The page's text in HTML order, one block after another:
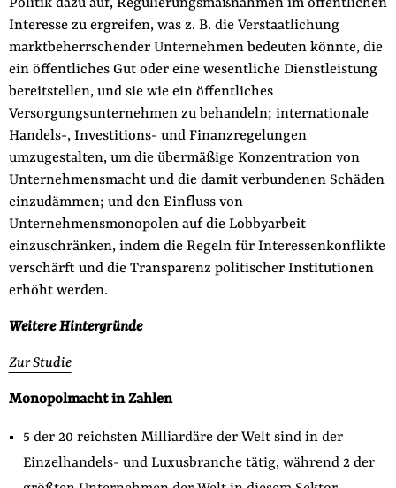
Politik dazu auf, Regulierungsmaßnahmen im öffentlichen
Interesse zu ergreifen, was z. B. die Verstaatlichung
marktbeherrschender Unternehmen bedeuten könnte, die
ein öffentliches Gut oder eine wesentliche Dienstleistung
bereitstellen, und sie wie ein öffentliches
Versorgungsunternehmen zu behandeln; internationale
Handels-, Investitions- und Finanzregelungen
umzugestalten, um die übermäßige Konzentration von
Unternehmensmacht und die damit verbundenen Schäden
einzudämmen; und den Einfluss von
Unternehmensmonopolen auf die Lobbyarbeit
einzuschränken, indem die Regeln für Interessenkonflikte
verschärft und die Transparenz politischer Institutionen
erhöht werden.
Weitere Hintergründe
Zur Studie
Monopolmacht in Zahlen
5 der 20 reichsten Milliardäre der Welt sind in der
Einzelhandels- und Luxusbranche tätig, während 2 der